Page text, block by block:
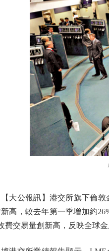
圖
公報訊】港交所旗下倫敦金
新高，較去年第一季增加約
費交易量創新高，反映全球金